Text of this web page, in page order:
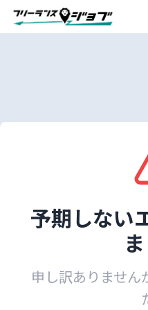
予期しない
申し訳ありません